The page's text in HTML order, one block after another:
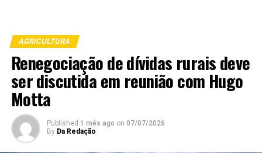
AGRICULTURA
Renegociação de dívidas rurais deve
ser discutida em reunião com Hugo
Motta
Published 1 mês ago on 07/07/2026
By Da Redação